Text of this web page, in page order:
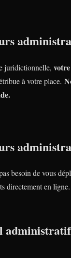
juridictionnelle,
à votre place.
besoin de vous
directement en ligne.